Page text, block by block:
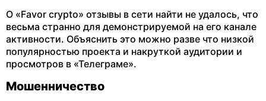
О «Favor crypto» отзывы в сети найти не удалось, что
весьма странно для демонстрируемой на его канале
активности. Объяснить это можно разве что низкой
популярностью проекта и накруткой аудитории и
просмотров в «Телеграме».
Мошенничество